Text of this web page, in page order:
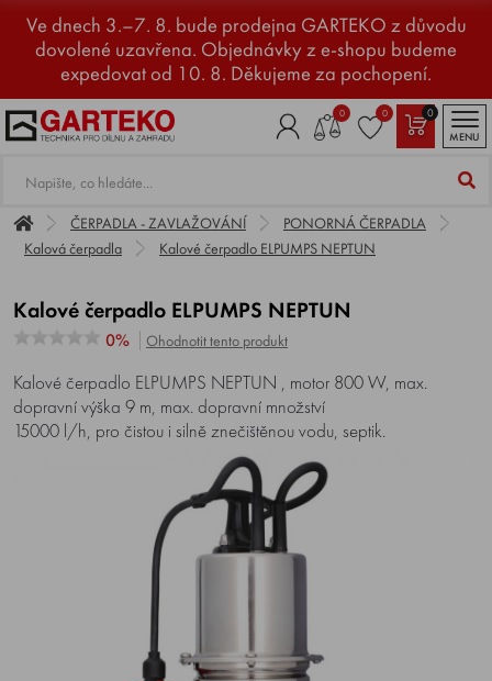
Ve dnech 3.–7. 8. bude prodejna GARTEKO z důvodu
dovolené uzavřena. Objednávky z e-shopu budeme
expedovat od 10. 8. Děkujeme za pochopení.
0 0
0
MENU
ČERPADLA - ZAVLAŽOVÁNÍ
PONORNÁ ČERPADLA
Kalová čerpadla
Kalové čerpadlo ELPUMPS NEPTUN
Kalové čerpadlo ELPUMPS NEPTUN
0% Ohodnotit tento produkt
Kalové čerpadlo ELPUMPS NEPTUN , motor 800 W, max.
dopravní výška 9 m, max. dopravní množství
15000 l/h, pro čistou i silně znečištěnou vodu, septik.